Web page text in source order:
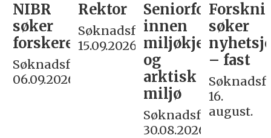
NIBR
søker
forskere
Søknadsfrist:
06.09.2026
Rektor
Søknadsfrist:
15.09.2026
Seniorforsker
innen
miljøkjemi
og
arktisk
miljø
Søknadsfrist:
30.08.2026
søker
– fast
16.
august.